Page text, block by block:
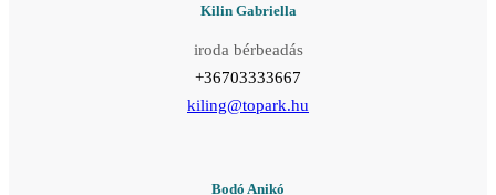
Kilin Gabriella
iroda bérbeadás
+36703333667
kiling@topark.hu
Bodó Anikó